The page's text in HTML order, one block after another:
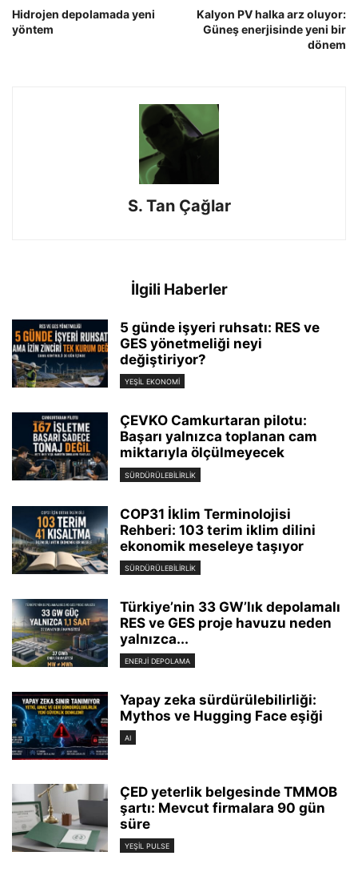
Hidrojen depolamada yeni
yöntem
Kalyon PV halka arz oluyor:
Güneş enerjisinde yeni bir
dönem
S. Tan Çağlar
İlgili Haberler
5 günde işyeri ruhsatı: RES ve
GES yönetmeliği neyi
değiştiriyor?
YEŞIL EKONOMI
ÇEVKO Camkurtaran pilotu:
Başarı yalnızca toplanan cam
miktarıyla ölçülmeyecek
SÜRDÜRÜLEBILIRLIK
COP31 İklim Terminolojisi
Rehberi: 103 terim iklim dilini
ekonomik meseleye taşıyor
SÜRDÜRÜLEBILIRLIK
Türkiye’nin 33 GW’lık depolamalı
RES ve GES proje havuzu neden
yalnızca...
ENERJI DEPOLAMA
Yapay zeka sürdürülebilirliği:
Mythos ve Hugging Face eşiği
AI
ÇED yeterlik belgesinde TMMOB
şartı: Mevcut firmalara 90 gün
süre
YEŞIL PULSE